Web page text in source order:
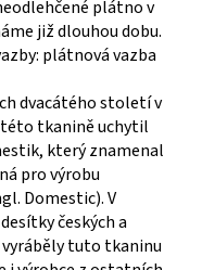
plátno v
již dlouhou dobu.
plátnová vazba
dvacátého století v
této tkanině uchytil
který znamenal
pro výrobu
Domestic). V
českých a
tuto tkaninu